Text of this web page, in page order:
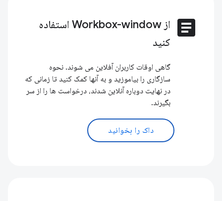
article
از Workbox-window استفاده
کنید
گاهی اوقات کاربران آفلاین می شوند. نحوه
سازگاری را بیاموزید و به آنها کمک کنید تا زمانی که
در نهایت دوباره آنلاین شدند، درخواست ها را از سر
بگیرند.
داک را بخوانید